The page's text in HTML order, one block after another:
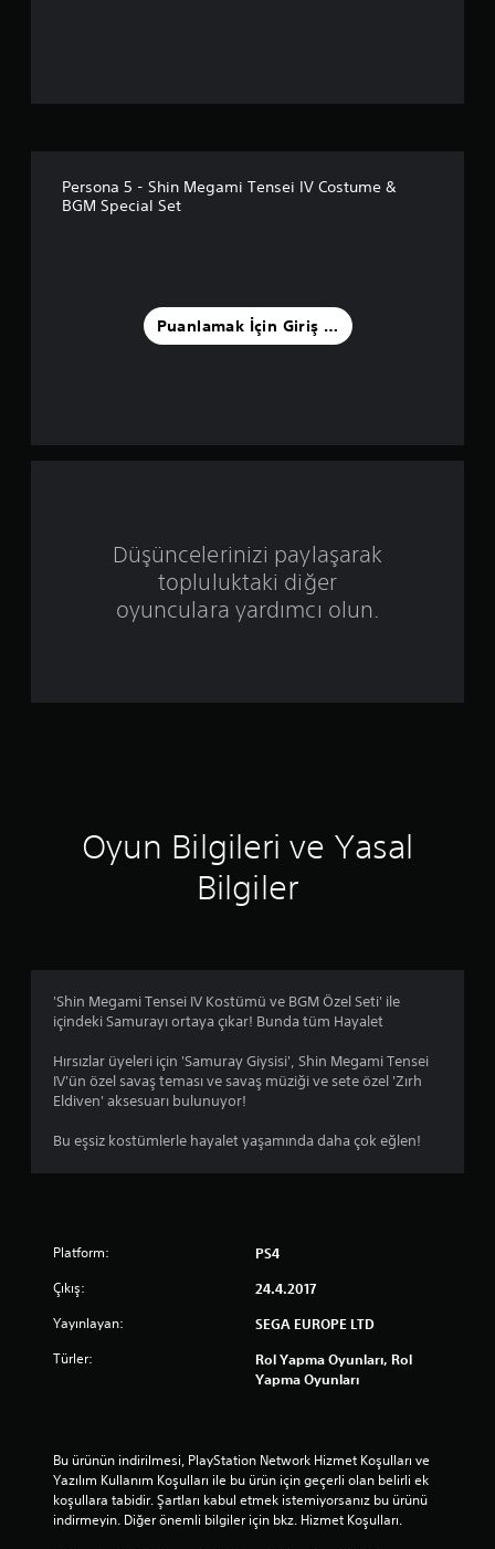
a
m
z
n
6
ı
d
Persona 5 - Shin Megami Tensei IV Costume &
BGM Special Set
Puanlamak İçin Giriş Yapın
Düşüncelerinizi paylaşarak
topluluktaki diğer
oyunculara yardımcı olun.
Oyun Bilgileri ve Yasal
Bilgiler
'Shin Megami Tensei IV Kostümü ve BGM Özel Seti' ile
içindeki Samurayı ortaya çıkar! Bunda tüm Hayalet
Hırsızlar üyeleri için 'Samuray Giysisi', Shin Megami Tensei
IV'ün özel savaş teması ve savaş müziği ve sete özel 'Zırh
Eldiven' aksesuarı bulunuyor!
Bu eşsiz kostümlerle hayalet yaşamında daha çok eğlen!
Platform: PS4
Çıkış: 24.4.2017
Yayınlayan: SEGA EUROPE LTD
Türler:
Rol Yapma Oyunları, Rol
Yapma Oyunları
Bu ürünün indirilmesi, PlayStation Network Hizmet Koşulları ve
Yazılım Kullanım Koşulları ile bu ürün için geçerli olan belirli ek
koşullara tabidir. Şartları kabul etmek istemiyorsanız bu ürünü
indirmeyin. Diğer önemli bilgiler için bkz. Hizmet Koşulları.